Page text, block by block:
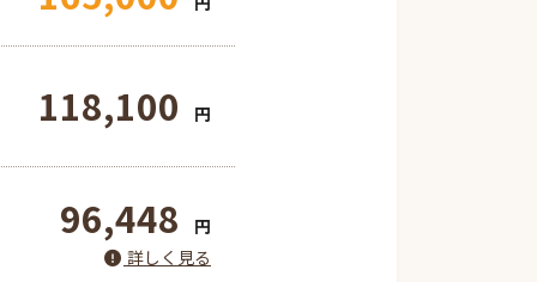
118,100 円
96,448
円
詳しく見る